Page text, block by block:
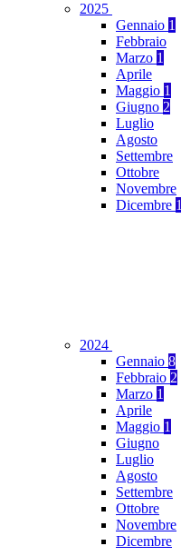
2025
Gennaio 1
Febbraio
Marzo 1
Aprile
Maggio 1
Giugno 2
Luglio
Agosto
Settembre
Ottobre
Novembre
Dicembre 1
2024
Gennaio 8
Febbraio 2
Marzo 1
Aprile
Maggio 1
Giugno
Luglio
Agosto
Settembre
Ottobre
Novembre
Dicembre